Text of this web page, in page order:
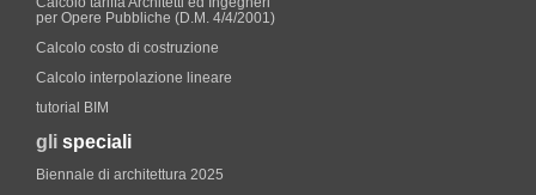
per Opere Pubbliche (D.M. 4/4/2001)
Calcolo costo di costruzione
Calcolo interpolazione lineare
tutorial BIM
gli speciali
Biennale di architettura 2025